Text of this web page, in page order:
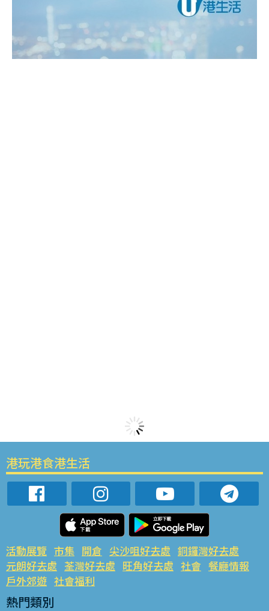
港玩港食港生活
活動展覽 市集 開倉 尖沙咀好去處 銅鑼灣好去處
元朗好去處 荃灣好去處 旺角好去處 社會 餐廳情報
戶外郊遊 社會福利
熱門類別